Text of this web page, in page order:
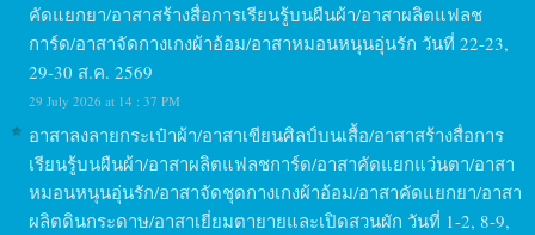
คัดแยกยา/อาสาสร้างสื่อการเรียนรู้บนผืนผ้า/อาสาผลิตแฟลช
การ์ด/อาสาจัดกางเกงผ้าอ้อม/อาสาหมอนหนุนอุ่นรัก วันที่ 22-23,
29-30 ส.ค. 2569
29 July 2026 at 14 : 37 PM
อาสาลงลายกระเป๋าผ้า/อาสาเขียนศิลป์บนเสื้อ/อาสาสร้างสื่อการ
เรียนรู้บนผืนผ้า/อาสาผลิตแฟลชการ์ด/อาสาคัดแยกแว่นตา/อาสา
หมอนหนุนอุ่นรัก/อาสาจัดชุดกางเกงผ้าอ้อม/อาสาคัดแยกยา/อาสา
ผลิตดินกระดาษ/อาสาเยี่ยมตายายและเปิดสวนผัก วันที่ 1-2, 8-9,